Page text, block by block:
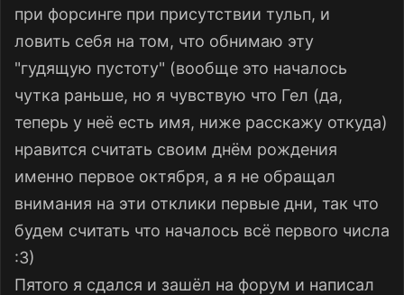
при форсинге при присутствии тульп, и
ловить себя на том, что обнимаю эту
"гудящую пустоту" (вообще это началось
чутка раньше, но я чувствую что Гел (да,
теперь у неё есть имя, ниже расскажу откуда)
нравится считать своим днём рождения
именно первое октября, а я не обращал
внимания на эти отклики первые дни, так что
будем считать что началось всё первого числа
:3)
Пятого я сдался и зашёл на форум и написал